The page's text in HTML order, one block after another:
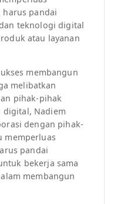
harus pandai
teknologi digital
atau layanan
membangun
melibatkan
pihak-pihak
Nadiem
dengan pihak-
memperluas
pandai
bekerja sama
membangun